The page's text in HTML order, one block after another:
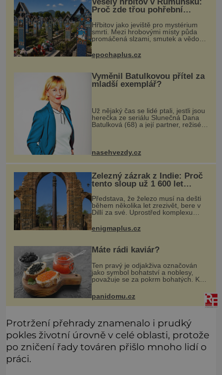
Proč zde třou pohřební
plačky bídu s nouzí?
Hřbitov jako jeviště pro mystérium
smrti. Mezi hrobovými místy půda
promáčená slzami, smutek a vědomí
konečnosti lidské existence. Jsou ale
výjimky, kde pohřební plačky smutně
žmoulají kapesníky nikol
epochaplus.cz
Vyměnil Batulkovou přítel za
mladší exemplář?
Už nějaký čas se lidé ptali, jestli jsou
herečka ze seriálu Slunečná Dana
Batulková (68) a její partner, režisér
nasehvezdy.cz
Železný zázrak z Indie: Proč
tento sloup už 1 600 let
nezná rez?
Představa, že železo musí na dešti
během několika let zrezivět, bere v
Dillí za své. Uprostřed komplexu
Qutb stojí více než sedm metrů
vysoký železný sloup, který už
přibližně 1 600 let odolává počasí
enigmaplus.cz
Máte rádi kaviár?
Ten pravý je odjakživa označován
jako symbol bohatství a noblesy,
považuje se za pokrm bohatých. K
jsou ale dobarvovány a obsahují
aditiva. Kaviár jsou jikr
panidomu.cz
Protržení přehrady znamenalo i prudký
pokles životní úrovně v celé oblasti, protože
po zničení řady továren přišlo mnoho lidí o
práci.